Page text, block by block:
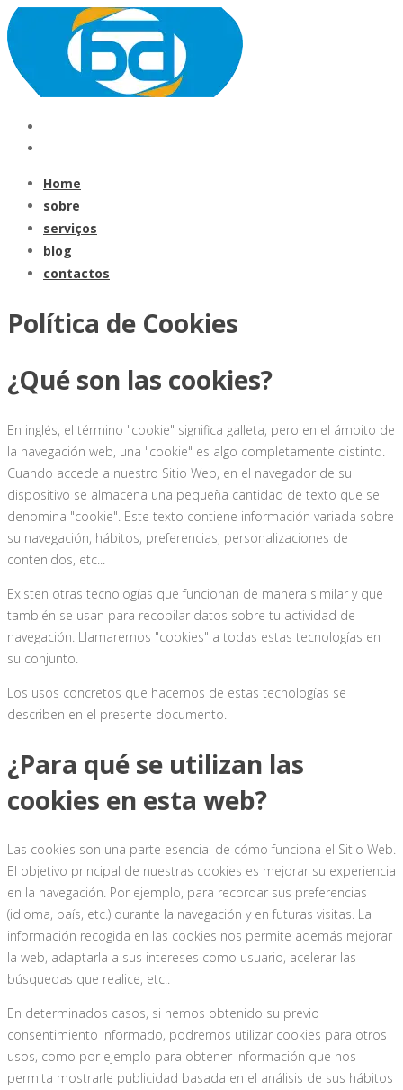
Home
sobre
serviços
blog
contactos
Política de Cookies
¿Qué son las cookies?
En inglés, el término "cookie" significa galleta, pero en el ámbito de
la navegación web, una "cookie" es algo completamente distinto.
Cuando accede a nuestro Sitio Web, en el navegador de su
dispositivo se almacena una pequeña cantidad de texto que se
denomina "cookie". Este texto contiene información variada sobre
su navegación, hábitos, preferencias, personalizaciones de
contenidos, etc...
Existen otras tecnologías que funcionan de manera similar y que
también se usan para recopilar datos sobre tu actividad de
navegación. Llamaremos "cookies" a todas estas tecnologías en
su conjunto.
Los usos concretos que hacemos de estas tecnologías se
describen en el presente documento.
¿Para qué se utilizan las
cookies en esta web?
Las cookies son una parte esencial de cómo funciona el Sitio Web.
El objetivo principal de nuestras cookies es mejorar su experiencia
en la navegación. Por ejemplo, para recordar sus preferencias
(idioma, país, etc.) durante la navegación y en futuras visitas. La
información recogida en las cookies nos permite además mejorar
la web, adaptarla a sus intereses como usuario, acelerar las
búsquedas que realice, etc..
En determinados casos, si hemos obtenido su previo
consentimiento informado, podremos utilizar cookies para otros
usos, como por ejemplo para obtener información que nos
permita mostrarle publicidad basada en el análisis de sus hábitos